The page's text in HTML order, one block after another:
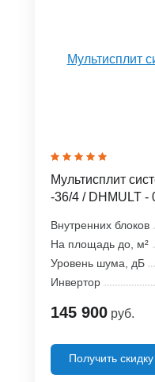
Мультисплит
-36/4 / DHMULT -
Внутренних блоков
На площадь до, м²
Уровень шума, дБ
Инвертор
145 900 руб.
Получить скидку